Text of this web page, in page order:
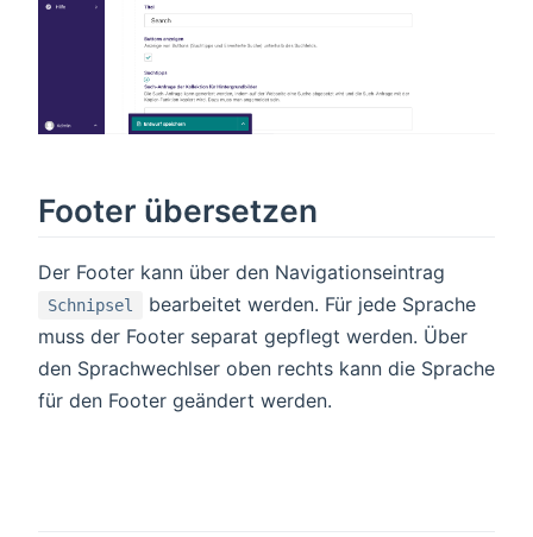
Footer übersetzen
Der Footer kann über den Navigationseintrag
Schnipsel
bearbeitet werden. Für jede Sprache
muss der Footer separat gepflegt werden. Über
den Sprachwechlser oben rechts kann die Sprache
für den Footer geändert werden.